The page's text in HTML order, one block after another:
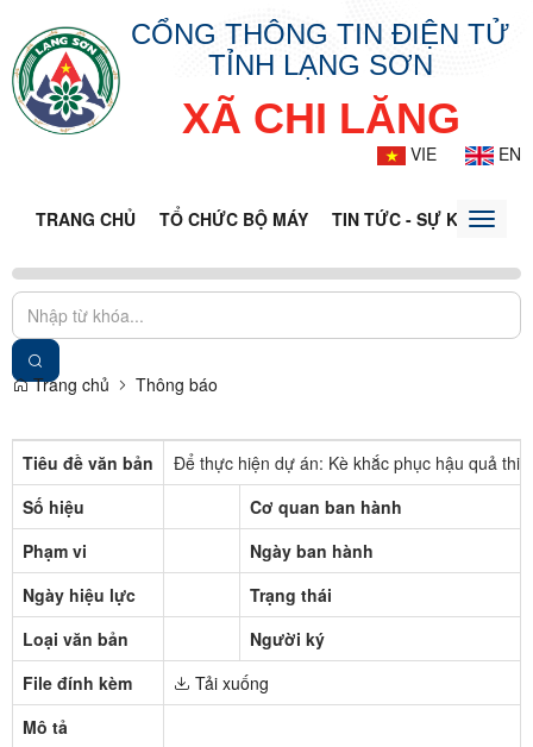
CỔNG THÔNG TIN ĐIỆN TỬ
TỈNH LẠNG SƠN
XÃ CHI LĂNG
VIE EN
TRANG CHỦ TỔ CHỨC BỘ MÁY TIN TỨC - SỰ KIỆNToggle
Trang chủ Thông báo
Tiêu đề văn bản
Để thực hiện dự án: Kè khắc phục hậu quả
Số hiệu
Cơ quan ban hành
Phạm vi
Ngày ban hành
Ngày hiệu lực
Trạng thái
Loại văn bản
Người ký
File đính kèm
Tải xuống
Mô tả